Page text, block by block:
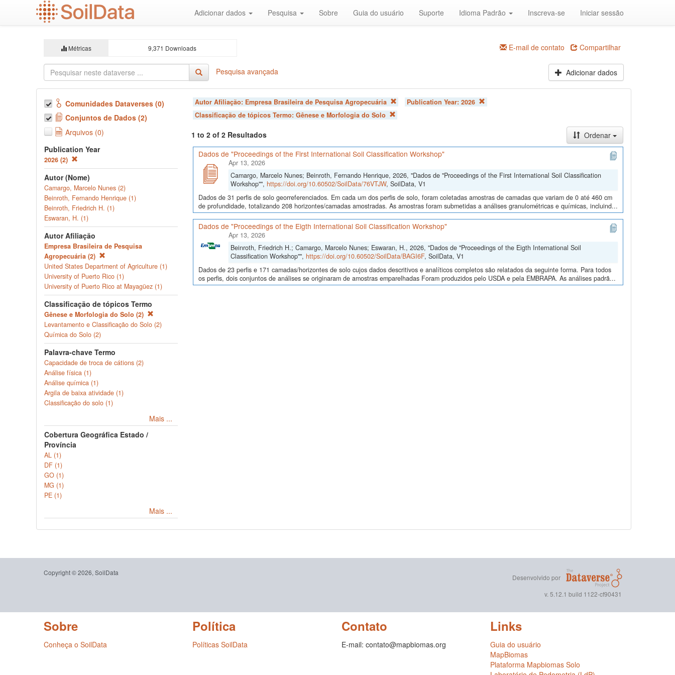
Adicionar dados Pesquisa Sobre Guia do usuário Suporte Idioma Padrão Inscreva-se Iniciar sessão
Métricas 9,371 Downloads E-mail de contato Compartilhar
Pesquisa avançada Adicionar dados
Comunidades Dataverses (0)
Conjuntos de Dados (2)
Arquivos (0)
Publication Year
2026 (2)
Autor (Nome)
Camargo, Marcelo Nunes (2)
Beinroth, Fernando Henrique (1)
Beinroth, Friedrich H. (1)
Eswaran, H. (1)
Autor Afiliação
Empresa Brasileira de Pesquisa
Agropecuária (2)
United States Department of Agriculture (1)
University of Puerto Rico (1)
University of Puerto Rico at Mayagüez (1)
Classificação de tópicos Termo
Gênese e Morfologia do Solo (2)
Levantamento e Classificação do Solo (2)
Química do Solo (2)
Palavra-chave Termo
Capacidade de troca de cátions (2)
Análise física (1)
Análise química (1)
Argila de baixa atividade (1)
Classificação do solo (1)
Mais ...
Cobertura Geográfica Estado /
Província
AL (1)
DF (1)
GO (1)
MG (1)
PE (1)
Mais ...
Autor Afiliação: Empresa Brasileira de Pesquisa Agropecuária Publication Year: 2026
Classificação de tópicos Termo: Gênese e Morfologia do Solo
1 to 2 of 2 Resultados
Ordenar
Dados de "Proceedings of the First International Soil Classification Workshop"
Apr 13, 2026
Camargo, Marcelo Nunes; Beinroth, Fernando Henrique, 2026, "Dados de "Proceedings of the First International Soil Classification
Workshop"", https://doi.org/10.60502/SoilData/76VTJW, SoilData, V1
Dados de 31 perfis de solo georreferenciados. Em cada um dos perfis de solo, foram coletadas amostras de camadas que variam de 0 até 460 cm
de profundidade, totalizando 208 horizontes/camadas amostradas. As amostras foram submetidas a análises granulométricas e químicas, incluind...
Dados de "Proceedings of the Eigth International Soil Classification Workshop"
Apr 13, 2026
Beinroth, Friedrich H.; Camargo, Marcelo Nunes; Eswaran, H., 2026, "Dados de "Proceedings of the Eigth International Soil
Classification Workshop"", https://doi.org/10.60502/SoilData/BAGI6F, SoilData, V1
Dados de 23 perfis e 171 camadas/horizontes de solo cujos dados descritivos e analíticos completos são relatados da seguinte forma. Para todos
os perfis, dois conjuntos de análises se originaram de amostras emparelhadas Foram produzidos pelo USDA e pela EMBRAPA. As análises padrã...
Copyright © 2026, SoilData
Desenvolvido por
v. 5.12.1 build 1122-cf90431
Sobre
Conheça o SoilData
Política
Políticas SoilData
Contato
E-mail: contato@mapbiomas.org
Links
Guia do usuário
MapBiomas
Plataforma Mapbiomas Solo